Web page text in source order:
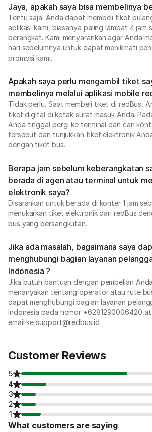
Jaya, apakah saya bisa membelinya
Tentu saja. Anda dapat membeli tiket
aplikasi kami, biasanya paling lambat 4 jam
berangkat. Kami menyarankan agar Anda
hari sebelumnya untuk dapat menikmati
promosi kami.
Apakah saya perlu mengambil tiket
membelinya melalui aplikasi mobile
Tidak perlu. Saat membeli tiket di redBus,
tiket digital di kotak surat masuk Anda.
Anda tinggal pergi ke terminal dan cari
tersebut dan tunjukkan tiket elektronik
dengan tiket bus.
Berapa jam sebelum keberangkatan
berada di agen atau terminal untuk
elektronik saya?
Disarankan untuk berada di konter 1 jam
menukarkan tiket elektronik dari redBus
bus yang bersangkutan.
Jika ada masalah, bagaimana saya
menghubungi bagian layanan
Indonesia ?
Jika butuh bantuan dengan pembelian
menanyakan tentang operator atau rute
dapat menghubungi bagian layanan
Indonesia pada nomor +6281290006420
email ke support@redbus.id
Customer Reviews
5
4
3
2
1
What customers are saying